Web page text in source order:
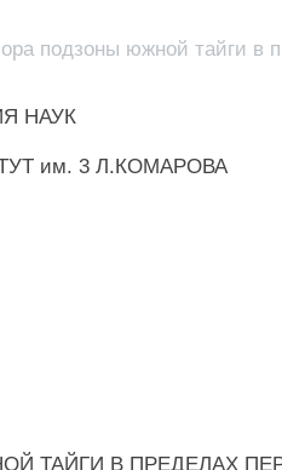
подзоны южной тайги в
НАУК
им. 3 Л.КОМАРОВА
ТАЙГИ В ПРЕДЕЛАХ